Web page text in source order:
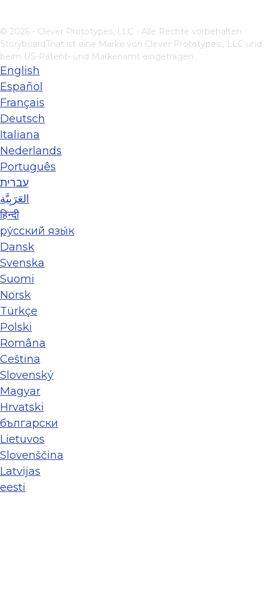
© 2026 - Clever Prototypes, LLC - Alle Rechte vorbehalten.
StoryboardThat ist eine Marke von Clever Prototypes , LLC und
beim US-Patent- und Markenamt eingetragen
English
Español
Français
Deutsch
Italiana
Nederlands
Português
עברית
العَرَبِيَّة
हिन्दी
ру́сский язы́к
Dansk
Svenska
Suomi
Norsk
Türkçe
Polski
Româna
Ceština
Slovenský
Magyar
Hrvatski
български
Lietuvos
Slovenščina
Latvijas
eesti